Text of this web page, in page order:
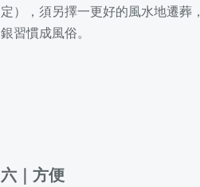
定），須另擇一更好的風水地遷葬，
銀習慣成風俗。
六 ｜ 方便